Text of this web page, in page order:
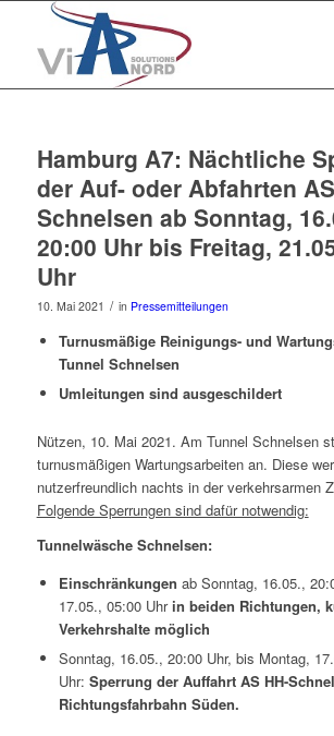
Hamburg A7: Nächtliche
der Auf- oder Abfahrten
Schnelsen ab Sonntag,
20:00 Uhr bis Freitag,
Uhr
10. Mai 2021 / in Pressemitteilungen
Turnusmäßige Reinigungs- und
Tunnel Schnelsen
Umleitungen sind ausgeschildert
Nützen, 10. Mai 2021. Am Tunnel Schnelsen
turnusmäßigen Wartungsarbeiten an. Diese
nutzerfreundlich nachts in der verkehrsarmen
Folgende Sperrungen sind dafür notwendig:
Tunnelwäsche Schnelsen:
Einschränkungen ab Sonntag, 16.05.,
17.05., 05:00 Uhrin beiden Richtungen,
Verkehrshalte möglich
Sonntag, 16.05., 20:00 Uhr, bis Montag,
Uhr: Sperrung der Auffahrt AS HH-
Richtungsfahrbahn Süden.